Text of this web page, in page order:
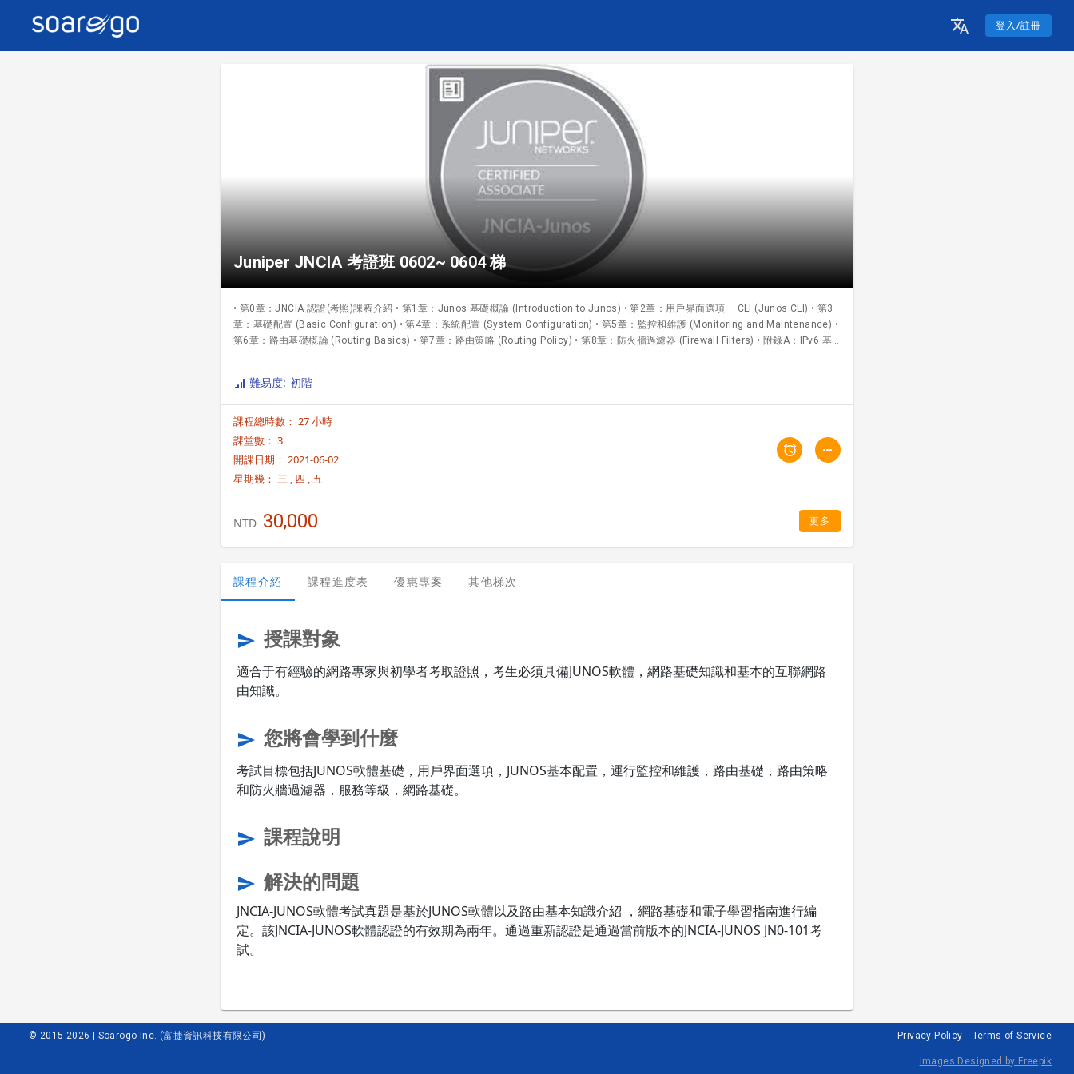
登入/註冊
Juniper JNCIA 考證班 0602~ 0604 梯
• 第0章：JNCIA 認證(考照)課程介紹 • 第1章：Junos 基礎概論 (Introduction to Junos) • 第2章：用戶界面選項 – CLI (Junos CLI) • 第3
章：基礎配置 (Basic Configuration) • 第4章：系統配置 (System Configuration) • 第5章：監控和維護 (Monitoring and Maintenance) •
第6章：路由基礎概論 (Routing Basics) • 第7章：路由策略 (Routing Policy) • 第8章：防火牆過濾器 (Firewall Filters) • 附錄A：IPv6 基
難易度: 初階
課程總時數： 27 小時
課堂數： 3
開課日期： 2021-06-02
星期幾： 三 , 四 ,五
NTD 30,000 更多
課程介紹 課程進度表 優惠專案 其他梯次
send 授課對象
適合于有經驗的網路專家與初學者考取證照，考生必須具備JUNOS軟體，網路基礎知識和基本的互聯網路
由知識。
send 您將會學到什麼
考試目標包括JUNOS軟體基礎，用戶界面選項，JUNOS基本配置，運行監控和維護，路由基礎，路由策略
和防火牆過濾器，服務等級，網路基礎。
send 課程說明
send 解決的問題
JNCIA-JUNOS軟體考試真題是基於JUNOS軟體以及路由基本知識介紹 ，網路基礎和電子學習指南進行編
定。該JNCIA-JUNOS軟體認證的有效期為兩年。通過重新認證是通過當前版本的JNCIA-JUNOS JN0-101考
試。
© 2015-2026 | Soarogo Inc. (富捷資訊科技有限公司) Privacy Policy Terms of Service
Images Designed by Freepik